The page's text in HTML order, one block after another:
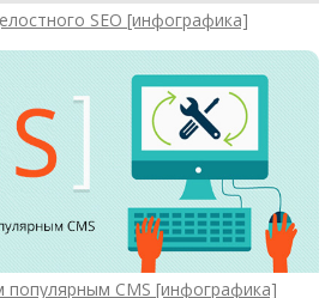
SEO [инфографика]
популярным CMS [инфографика]